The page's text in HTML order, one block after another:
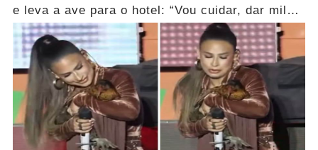
e leva a ave para o hotel: “Vou cuidar, dar milho
e veterinário”